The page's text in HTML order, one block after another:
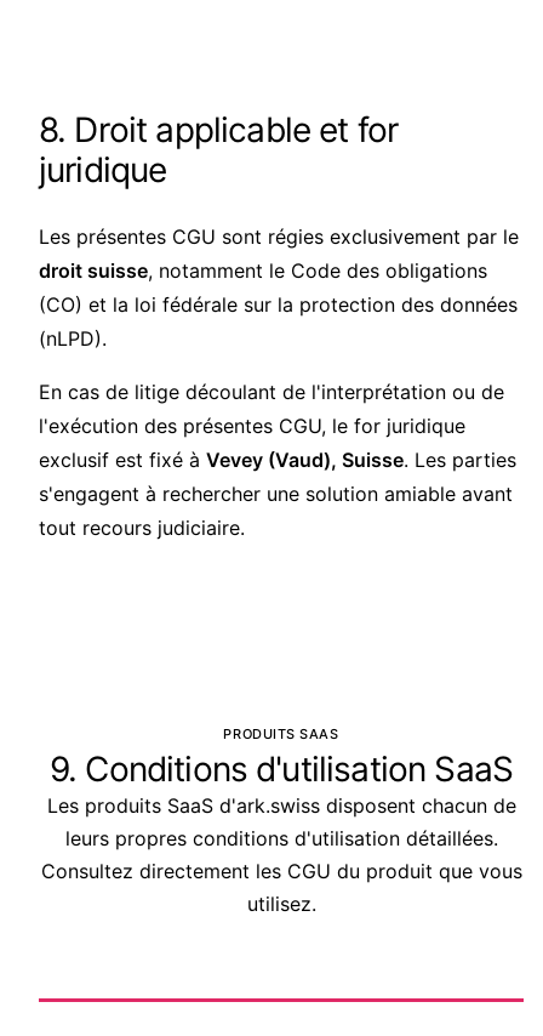
8. Droit applicable et for
juridique
Les présentes CGU sont régies exclusivement par le
droit suisse, notamment le Code des obligations
(CO) et la loi fédérale sur la protection des données
(nLPD).
En cas de litige découlant de l'interprétation ou de
l'exécution des présentes CGU, le for juridique
exclusif est fixé à Vevey (Vaud), Suisse. Les parties
s'engagent à rechercher une solution amiable avant
tout recours judiciaire.
PRODUITS SAAS
9. Conditions d'utilisation SaaS
Les produits SaaS d'ark.swiss disposent chacun de
leurs propres conditions d'utilisation détaillées.
Consultez directement les CGU du produit que vous
utilisez.